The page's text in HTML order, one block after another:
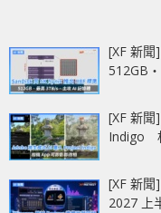
[XF 新
[XF 新
Indigo
[XF 新
2027 上